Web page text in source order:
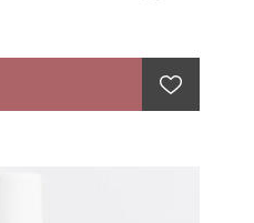
giver hverdags-looks
hår bliver dejligt elastisk.
hold, så frisuren holder
varierer fra let